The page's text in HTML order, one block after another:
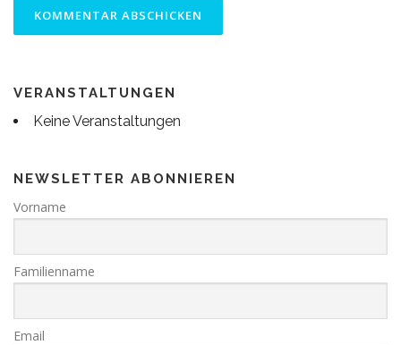
VERANSTALTUNGEN
Keine Veranstaltungen
NEWSLETTER ABONNIEREN
Vorname
Familienname
Email